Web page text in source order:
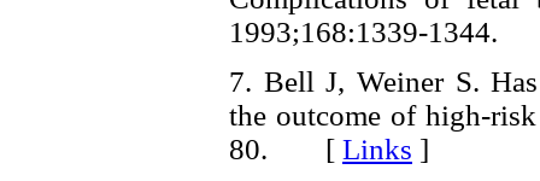
1993;168:1339-
7. Bell J, Weiner S.
the outcome of high-
80. [ Links ]